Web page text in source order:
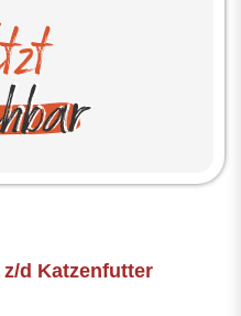
z/d Katzenfutter